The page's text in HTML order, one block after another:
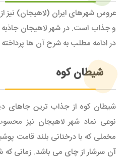
عروس شهرهای ایران (لاهیجان) نیز
و جذاب است. در شهر لاهیجان
در ادامه مطلب به شرح آن ها پرداخته
شیطان کوه
شیطان کوه از جذاب ترین جاهای
نوعی نماد شهر لاهیجان نیز
مخملی که با درختانی بلند قامت
آن سرشار از چای می باشد. زمانی که